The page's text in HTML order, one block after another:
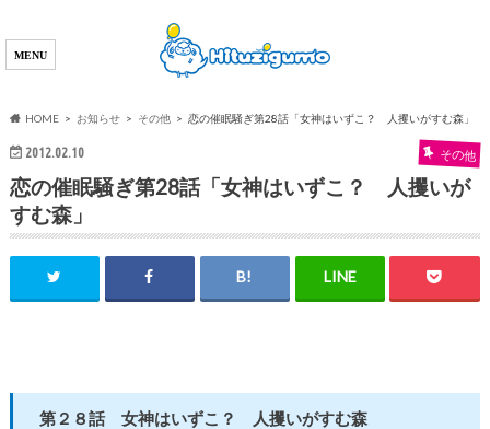
HOME お知らせ その他 恋の催眠騒ぎ第28話「女神はいずこ？ 人攫いがすむ森」
2012.02.10 その他
恋の催眠騒ぎ第28話「女神はいずこ？ 人攫いが
すむ森」
第２８話 女神はいずこ？ 人攫いがすむ森